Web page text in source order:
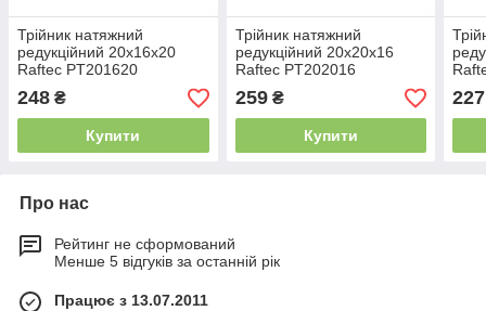
Трійник натяжний
редукційний 20х16х20
Raftec PT201620
248 ₴
Купити
Трійник натяжний
редукційний 20х20х16
Raftec PT202016
259₴
Купити
227
Про нас
Рейтинг не сформований
Менше 5 відгуків за останній рік
Працює з 13.07.2011